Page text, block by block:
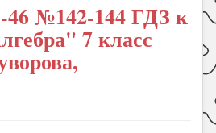
46 №142-144 ГДЗ к
7 класс